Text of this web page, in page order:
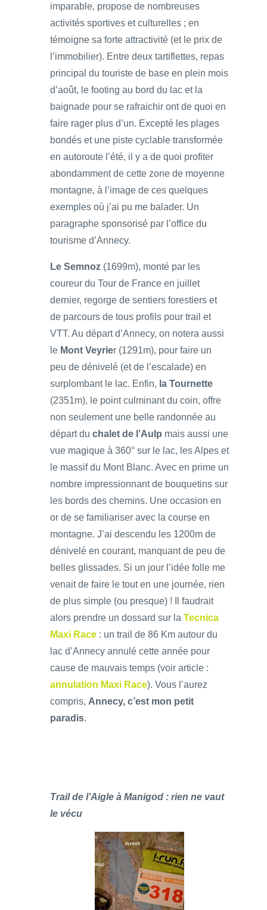
imparable, propose de nombreuses
activités sportives et culturelles ; en
témoigne sa forte attractivité (et le prix de
l’immobilier). Entre deux tartiflettes, repas
principal du touriste de base en plein mois
d’août, le footing au bord du lac et la
baignade pour se rafraichir ont de quoi en
faire rager plus d’un. Excepté les plages
bondés et une piste cyclable transformée
en autoroute l’été, il y a de quoi profiter
abondamment de cette zone de moyenne
montagne, à l’image de ces quelques
exemples où j’ai pu me balader. Un
paragraphe sponsorisé par l’office du
tourisme d’Annecy.
Le Semnoz (1699m), monté par les
coureur du Tour de France en juillet
dernier, regorge de sentiers forestiers et
de parcours de tous profils pour trail et
VTT. Au départ d’Annecy, on notera aussi
le Mont Veyrier (1291m), pour faire un
peu de dénivelé (et de l’escalade) en
surplombant le lac. Enfin, la Tournette
(2351m), le point culminant du coin, offre
non seulement une belle randonnée au
départ du chalet de l’Aulp mais aussi une
vue magique à 360° sur le lac, les Alpes et
le massif du Mont Blanc. Avec en prime un
nombre impressionnant de bouquetins sur
les bords des chemins. Une occasion en
or de se familiariser avec la course en
montagne. J’ai descendu les 1200m de
dénivelé en courant, manquant de peu de
belles glissades. Si un jour l’idée folle me
venait de faire le tout en une journée, rien
de plus simple (ou presque) ! Il faudrait
alors prendre un dossard sur la Tecnica
Maxi Race : un trail de 86 Km autour du
lac d’Annecy annulé cette année pour
cause de mauvais temps (voir article :
annulation Maxi Race). Vous l’aurez
compris, Annecy, c’est mon petit
paradis.
Trail de l’Aigle à Manigod : rien ne vaut
le vécu